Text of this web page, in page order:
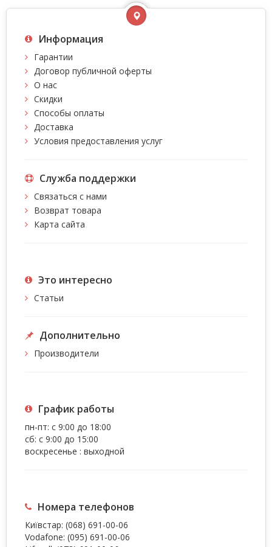
Информация
Гарантии
Договор публичной оферты
О нас
Скидки
Способы оплаты
Доставка
Условия предоставления услуг
Служба поддержки
Связаться с нами
Возврат товара
Карта сайта
Это интересно
Статьи
Дополнительно
Производители
График работы
пн-пт: с 9:00 до 18:00
сб: с 9:00 до 15:00
воскресенье : выходной
Номера телефонов
Київстар: (068) 691-00-06
Vodafone: (095) 691-00-06